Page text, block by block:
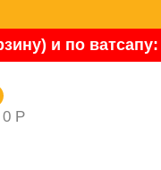
и по ватсапу:
0 Р